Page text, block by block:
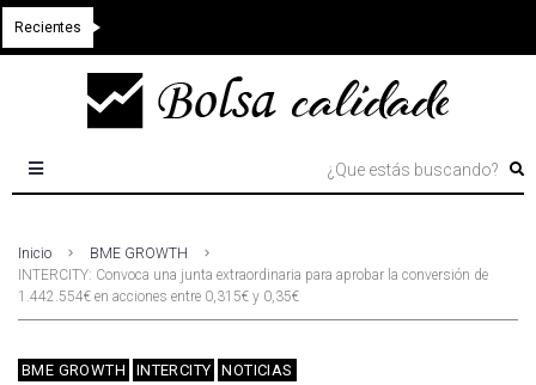
Recientes
Inicio
BME GROWTH
INTERCITY: Convoca una junta extraordinaria para aprobar la conversión de
1.442.554€ en acciones entre 0,315€ y 0,35€
BME GROWTH INTERCITY NOTICIAS